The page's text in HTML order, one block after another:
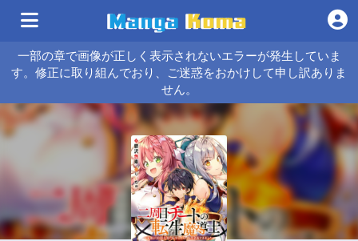
一部の章で画像が正しく表示されないエラーが発生していま
す。修正に取り組んでおり、ご迷惑をおかけして申し訳ありま
せん。